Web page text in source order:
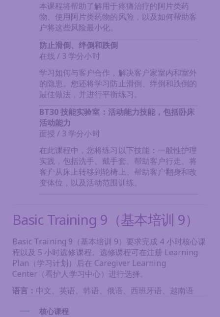
本课程将帮助了解用于疼痛治疗的阿片类药
物、使用阿片类药物的风险，以及如何帮助客
户将这些风险最小化。
防止滑倒、绊倒和跌倒
在线 / 3 学分小时
学习如何与客户合作，解决客户家室内和室外
的隐患。您还将学习防止滑倒、绊倒和跌倒的
最佳做法，并进行平衡练习。
BT30 技能实验室：活动能力技能，包括卧床
活动能力
面授 / 3 学分小时
在此课程中，您将练习以下技能：一般性护理
实践，包括洗手、戴手套、帮助客户行走、将
客户从床上转移到轮椅上、帮助客户翻身和改
变体位，以及活动范围训练。
Basic Training 9（基本培训 9）
Basic Training 9（基本培训 9）要求完成 4 小时核心课
程以及 5 小时选修课程。选修课程可在注册 Learning
Plan（学习计划）后在 Caregiver Learning
Center（看护人学习中心）进行选择。
语言： 中文、英语、韩语、俄语、西班牙语、越南语
核心课程